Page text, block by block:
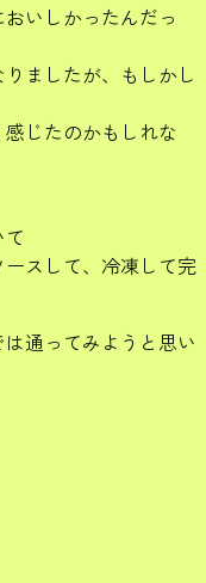
いしかったんだっ
ましたが、もしかし
じたのかもしれな
スして、冷凍して完
通ってみようと思い